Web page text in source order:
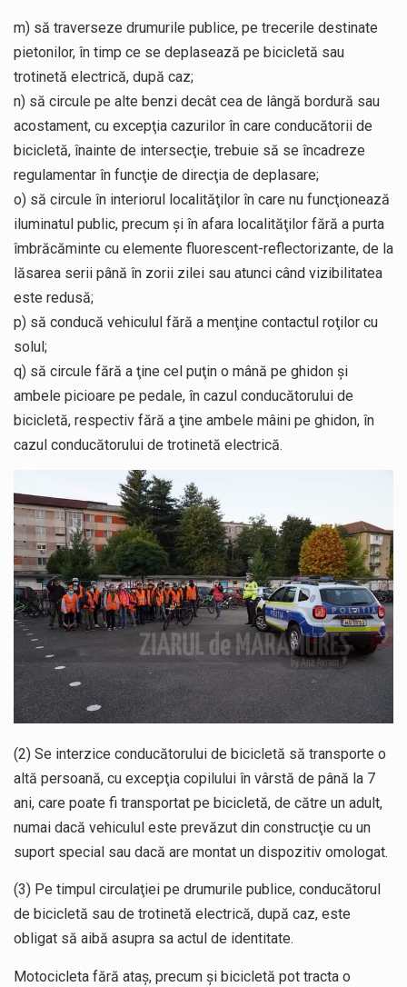
m) să traverseze drumurile publice, pe trecerile destinate
pietonilor, în timp ce se deplasează pe bicicletă sau
trotinetă electrică, după caz;
n) să circule pe alte benzi decât cea de lângă bordură sau
acostament, cu excepţia cazurilor în care conducătorii de
bicicletă, înainte de intersecţie, trebuie să se încadreze
regulamentar în funcţie de direcţia de deplasare;
o) să circule în interiorul localităţilor în care nu funcţionează
iluminatul public, precum şi în afara localităţilor fără a purta
îmbrăcăminte cu elemente fluorescent-reflectorizante, de la
lăsarea serii până în zorii zilei sau atunci când vizibilitatea
este redusă;
p) să conducă vehiculul fără a menţine contactul roţilor cu
solul;
q) să circule fără a ţine cel puţin o mână pe ghidon şi
ambele picioare pe pedale, în cazul conducătorului de
bicicletă, respectiv fără a ţine ambele mâini pe ghidon, în
cazul conducătorului de trotinetă electrică.
(2) Se interzice conducătorului de bicicletă să transporte o
altă persoană, cu excepţia copilului în vârstă de până la 7
ani, care poate fi transportat pe bicicletă, de către un adult,
numai dacă vehiculul este prevăzut din construcţie cu un
suport special sau dacă are montat un dispozitiv omologat.
(3) Pe timpul circulaţiei pe drumurile publice, conducătorul
de bicicletă sau de trotinetă electrică, după caz, este
obligat să aibă asupra sa actul de identitate.
Motocicleta fără ataş, precum şi bicicletă pot tracta o